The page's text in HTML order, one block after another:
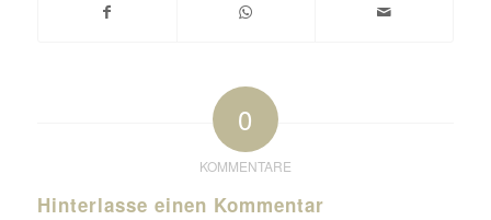
0
KOMMENTARE
Hinterlasse einen Kommentar